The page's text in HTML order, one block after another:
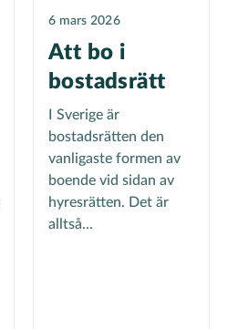
6 mars 2026
Att bo i
bostadsrätt
I Sverige är
bostadsrätten den
vanligaste formen av
boende vid sidan av
hyresrätten. Det är
alltså...